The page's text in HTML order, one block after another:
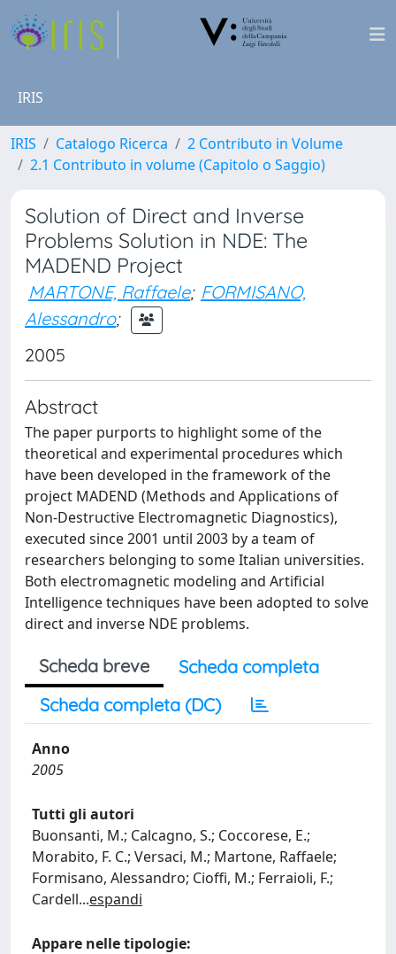
IRIS
IRIS Catalogo Ricerca
2 Contributo in Volume
2.1 Contributo in volume (Capitolo o Saggio)
Solution of Direct and Inverse
Problems Solution in NDE: The
MADEND Project
MARTONE, Raffaele; FORMISANO,
Alessandro;
2005
Abstract
The paper purports to highlight some of the
theoretical and experimental procedures which
have been developed in the framework of the
project MADEND (Methods and Applications of
Non-Destructive Electromagnetic Diagnostics),
executed since 2001 until 2003 by a team of
researchers belonging to some Italian universities.
Both electromagnetic modeling and Artificial
Intelligence techniques have been adopted to solve
direct and inverse NDE problems.
Scheda breve
Scheda completa
Scheda completa (DC)
Anno
2005
Tutti gli autori
Buonsanti, M.; Calcagno, S.; Coccorese, E.;
Morabito, F. C.; Versaci, M.; Martone, Raffaele;
Formisano, Alessandro; Cioffi, M.; Ferraioli, F.;
Cardell...espandi
Appare nelle tipologie: